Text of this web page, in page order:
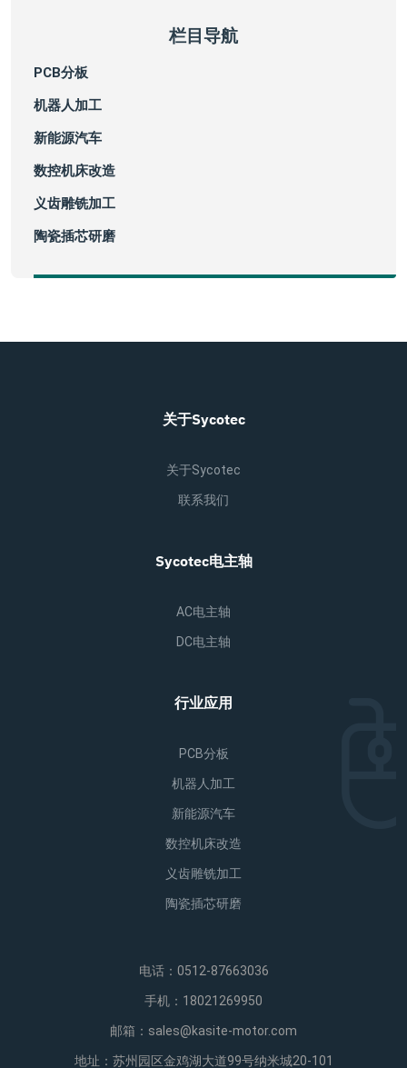
栏目导航
PCB分板
机器人加工
新能源汽车
数控机床改造
义齿雕铣加工
陶瓷插芯研磨
关于Sycotec
关于Sycotec
联系我们
Sycotec电主轴
AC电主轴
DC电主轴
行业应用
PCB分板
机器人加工
新能源汽车
数控机床改造
义齿雕铣加工
陶瓷插芯研磨
电话：0512-87663036
手机：18021269950
邮箱：sales@kasite-motor.com
地址：苏州园区金鸡湖大道99号纳米城20-101